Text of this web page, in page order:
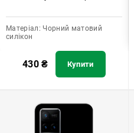
Матеріал: Чорний матовий
силікон
430₴ Купити